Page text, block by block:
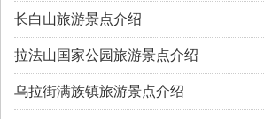
长白山旅游景点介绍
拉法山国家公园旅游景点介绍
乌拉街满族镇旅游景点介绍